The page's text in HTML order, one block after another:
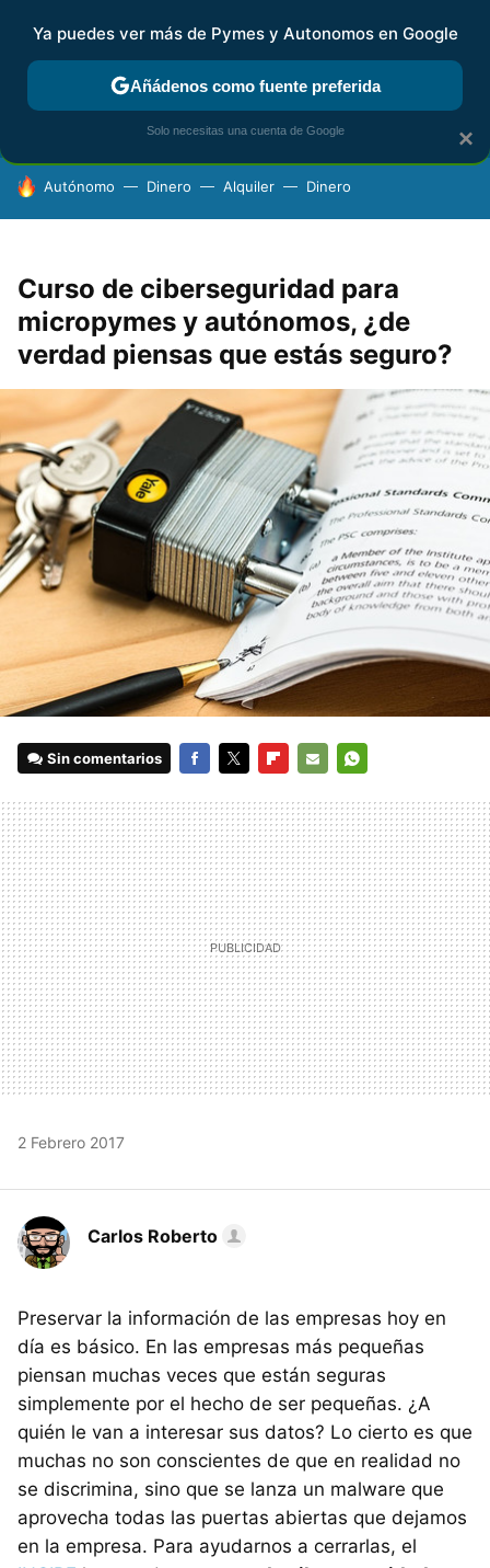
FISCALIDAD Y CONTABILIDAD KIT DIGITAL RENTA
HOY SE HABLA DE
Autónomo Dinero Alquiler Dinero
Curso de ciberseguridad para
micropymes y autónomos, ¿de
verdad piensas que estás seguro?
Sin comentarios
MAIL
2 Febrero 2017
Carlos Roberto
Preservar la información de las empresas hoy en
día es básico. En las empresas más pequeñas
piensan muchas veces que están seguras
simplemente por el hecho de ser pequeñas. ¿A
quién le van a interesar sus datos? Lo cierto es que
muchas no son conscientes de que en realidad no
se discrimina, sino que se lanza un malware que
aprovecha todas las puertas abiertas que dejamos
en la empresa. Para ayudarnos a cerrarlas, el
×
Ya puedes ver más de Pymes y Autonomos en Google
Añádenos como fuente preferida
Solo necesitas una cuenta de Google